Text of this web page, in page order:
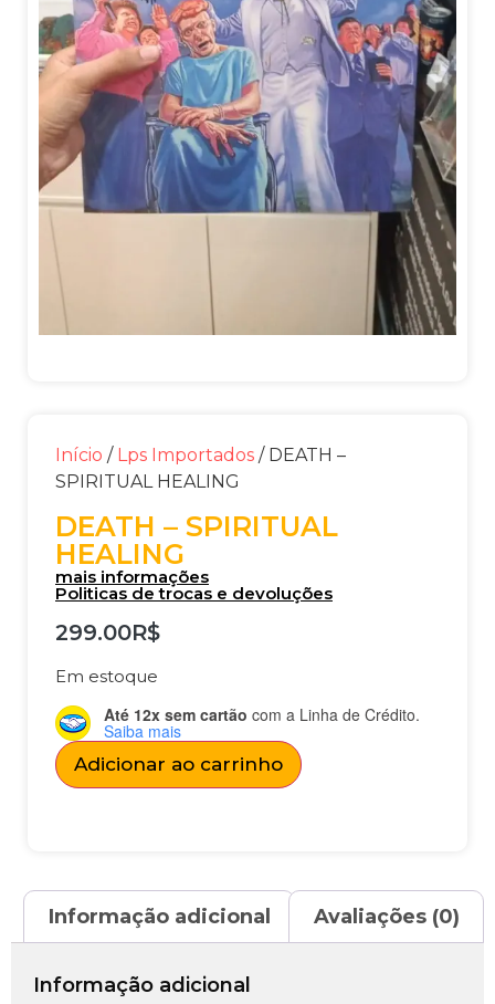
Início / Lps Importados / DEATH –
SPIRITUAL HEALING
DEATH – SPIRITUAL
HEALING
mais informações
Politicas de trocas e devoluções
299.00R$
Em estoque
Até 12x sem cartão com a Linha de Crédito.
Saiba mais
Adicionar ao carrinho
Informação adicional Avaliações (0)
Informação adicional